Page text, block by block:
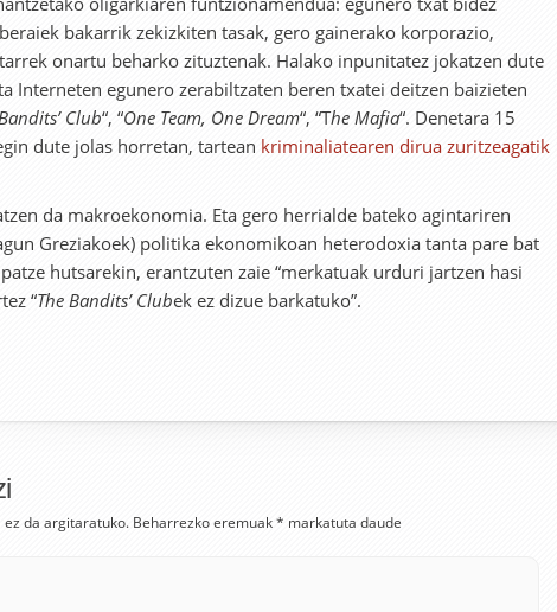
bakarrik zekizkiten tasak, gero gainerako korporazio,
onartu beharko zituztenak. Halako inpunitatez jokatzen dute
Interneten egunero zerabiltzaten beren txatei deitzen baizieten
Club“, “One Team, One Dream“, “The Mafia“. Denetara 15
dute jolas horretan, tartean kriminaliatearen dirua zuritzeagatik
da makroekonomia. Eta gero herrialde bateko agintariren
Greziakoek) politika ekonomikoan heterodoxia tanta pare bat
hutsarekin, erantzuten zaie “merkatuak urduri jartzen hasi
“The Bandits’ Clubek ez dizue barkatuko”.
da argitaratuko. Beharrezko eremuak* markatuta daude